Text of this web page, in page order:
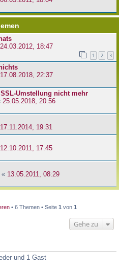
24.03.2012, 18:47
1 2 3
17.08.2018, 22:37
Umstellung nicht mehr
25.05.2018, 20:56
17.11.2014, 19:31
12.10.2011, 17:45
« 13.05.2011, 08:29
• 6 Themen • Seite 1 von 1
Gehe zu
und 1 Gast